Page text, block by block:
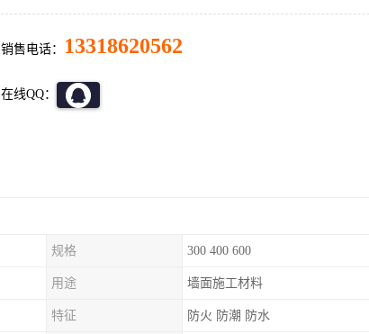
销售电话： 13318620562
在线QQ：
规格 300 400 600
用途 墙面施工材料
特征 防火 防潮 防水